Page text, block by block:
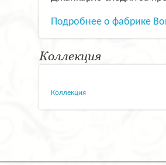
Подробнее о фабрике
Коллекция
Коллекция